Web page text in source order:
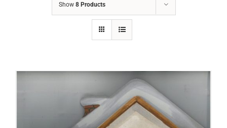
Show 8 Products